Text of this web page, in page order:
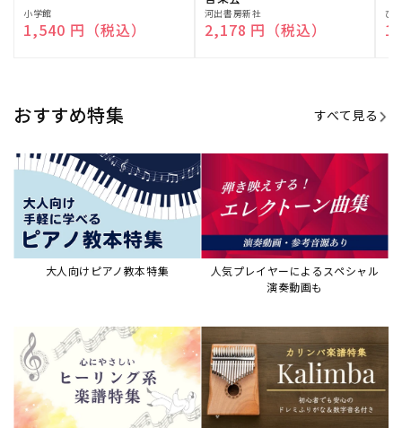
販
売
小学館
通常価格
1,540 円（税込）
販
売
河出書房新社
通常価格
2,178 円（税込）
販
売
ひ
おすすめ特集 すべて見る
大人向けピアノ教本特集
人気プレイヤーによるスペシャル
演奏動画も